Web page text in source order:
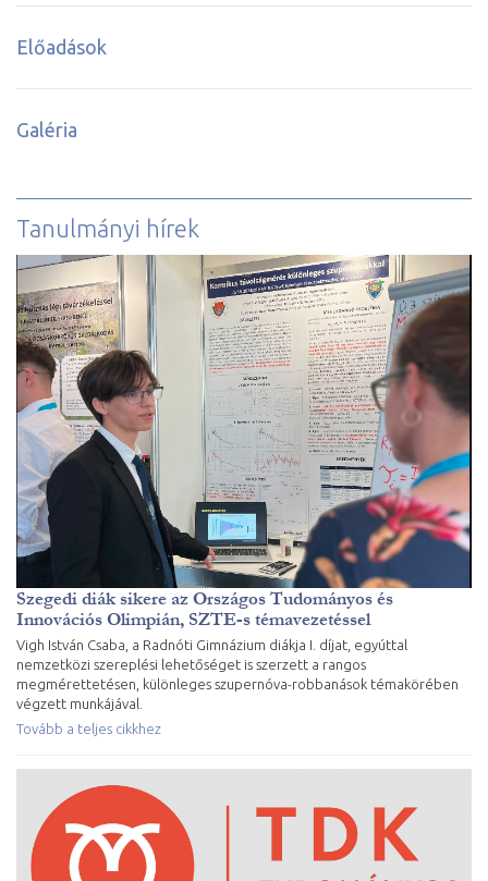
Előadások
Galéria
Tanulmányi hírek
Szegedi diák sikere az Országos Tudományos és
Innovációs Olimpián, SZTE-s témavezetéssel
Vigh István Csaba, a Radnóti Gimnázium diákja I. díjat, egyúttal
nemzetközi szereplési lehetőséget is szerzett a rangos
megmérettetésen, különleges szupernóva-robbanások témakörében
végzett munkájával.
Tovább a teljes cikkhez